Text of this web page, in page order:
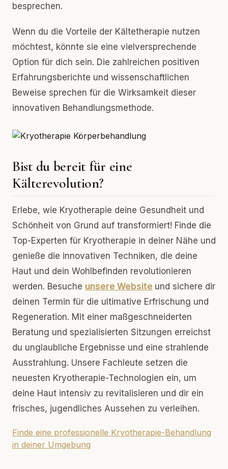
besprechen.
Wenn du die Vorteile der Kältetherapie nutzen
möchtest, könnte sie eine vielversprechende
Option für dich sein. Die zahlreichen positiven
Erfahrungsberichte und wissenschaftlichen
Beweise sprechen für die Wirksamkeit dieser
innovativen Behandlungsmethode.
Bist du bereit für eine
Kälterevolution?
Erlebe, wie Kryotherapie deine Gesundheit und
Schönheit von Grund auf transformiert! Finde die
Top-Experten für Kryotherapie in deiner Nähe und
genieße die innovativen Techniken, die deine
Haut und dein Wohlbefinden revolutionieren
werden. Besuche unsere Website und sichere dir
deinen Termin für die ultimative Erfrischung und
Regeneration. Mit einer maßgeschneiderten
Beratung und spezialisierten Sitzungen erreichst
du unglaubliche Ergebnisse und eine strahlende
Ausstrahlung. Unsere Fachleute setzen die
neuesten Kryotherapie-Technologien ein, um
deine Haut intensiv zu revitalisieren und dir ein
frisches, jugendliches Aussehen zu verleihen.
Finde eine professionelle Kryotherapie-Behandlung
in deiner Umgebung